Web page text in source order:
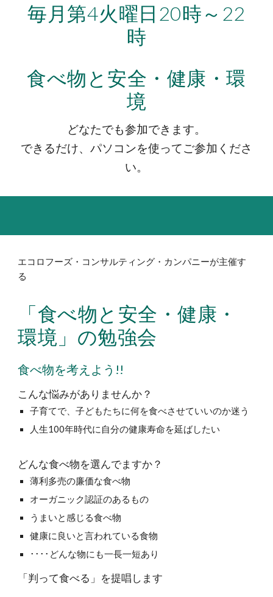
毎月第4火曜日20時～22
時
食べ物と安全・健康・環
境
どなたでも参加できます。
できるだけ、パソコンを使ってご参加くださ
い。
エコロフーズ・コンサルティング・カンパニーが主催す
る
「食べ物と安全・健康・
環境」の勉強会
食べ物を考えよう!!
こんな悩みがありませんか？
子育てで、子どもたちに何を食べさせていいのか迷う
人生100年時代に自分の健康寿命を延ばしたい
どんな食べ物を選んでますか？
薄利多売の廉価な食べ物
オーガニック認証のあるもの
うまいと感じる食べ物
健康に良いと言われている食物
････どんな物にも一⾧一短あり
「判って食べる」を提唱します